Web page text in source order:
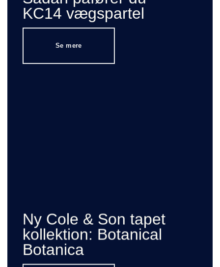
KC14 vægspartel
Se mere
Ny Cole & Son tapet
kollektion: Botanical
Botanica